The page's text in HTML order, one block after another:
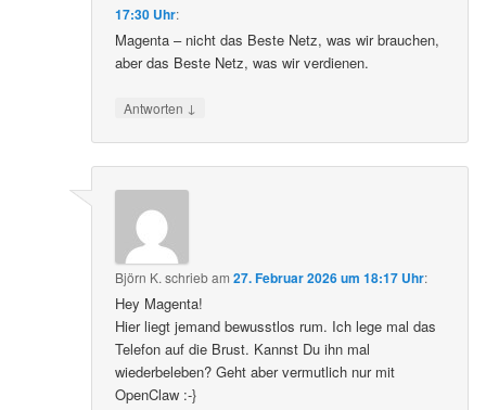
17:30 Uhr:
Magenta – nicht das Beste Netz, was wir brauchen,
aber das Beste Netz, was wir verdienen.
Antworten ↓
Björn K. schriebam27. Februar 2026 um 18:17 Uhr:
Hey Magenta!
Hier liegt jemand bewusstlos rum. Ich lege mal das
Telefon auf die Brust. Kannst Du ihn mal
wiederbeleben? Geht aber vermutlich nur mit
OpenClaw :-}